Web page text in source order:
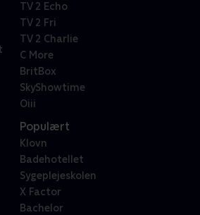
TV 2 Echo
TV 2 Fri
TV 2 Charlie
C More
BritBox
SkyShowtime
Oiii
Populært
Klovn
Badehotellet
Sygeplejeskolen
X Factor
Bachelor